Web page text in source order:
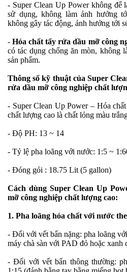
- Super Clean Up Power không để
sử dụng, không làm ảnh hưởng
không gây tác động, ảnh hưởng tới
-Hóa chất tẩy rửa dầu mỡ công
có tác dụng chống ăn mòn, không
sản phẩm.
Thông số kỹ thuật của Super
rửa dầu mỡ công nghiệp chất
- Super Clean Up Power – Hóa
chất lượng cao là chất lỏng màu
- Độ PH: 13 ~ 14
- Tỷ lệ pha loãng với nước: 1:5 ~
- Đóng gói : 18.75 Lit (5 gallon)
Cách dùng Super Clean Up
mỡ công nghiệp chất lượng cao:
1. Pha loãng hóa chất với nước
- Đối với vết bẩn nặng: pha loãng
máy chà sàn với PAD đỏ hoặc xanh
- Đối với vết bẩn thông thường: